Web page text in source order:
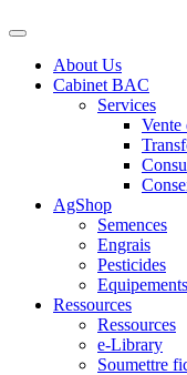
About Us
Cabinet BAC
Services
Vente
AgShop
Semences
Engrais
Pesticides
Equipements
Ressources
Ressources
e-Library
Soumettre